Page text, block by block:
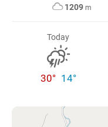
1209 m
Today
30° 14°